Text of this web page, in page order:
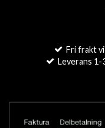
Fri frakt
Leverans 1-